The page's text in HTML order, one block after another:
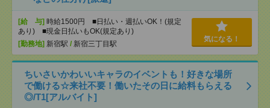
[給 与] 時給1500円 ■日払い・週払いOK！(規定
あり) ■現金日払いもOK(規定あり)
[勤務地] 新宿駅 / 新宿三丁目駅
気になる！
ちいさいかわいいキャラのイベントも！好きな場所
で働ける☆来社不要！働いたその日に給料もらえる
◎/T1[アルバイト]